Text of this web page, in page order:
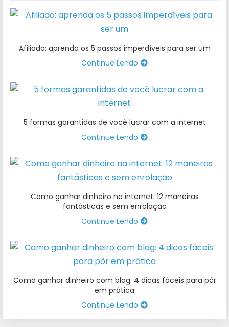
Afiliado: aprenda os 5 passos imperdíveis para ser um
Continue Lendo
5 formas garantidas de você lucrar com a internet
Continue Lendo
Como ganhar dinheiro na internet: 12 maneiras
fantásticas e sem enrolação
Continue Lendo
Como ganhar dinheiro com blog: 4 dicas fáceis para pôr
em prática
Continue Lendo